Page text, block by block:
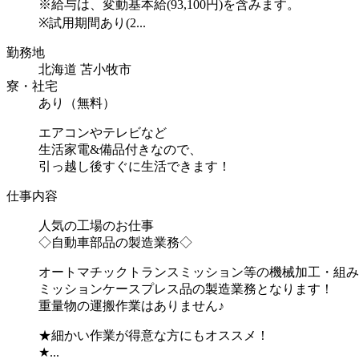
※給与は、変動基本給(93,100円)を含みます。
※試用期間あり(2...
勤務地
北海道 苫小牧市
寮・社宅
あり（無料）
エアコンやテレビなど
生活家電&備品付きなので、
引っ越し後すぐに生活できます！
仕事内容
人気の工場のお仕事
◇自動車部品の製造業務◇
オートマチックトランスミッション等の機械加工・組
ミッションケースプレス品の製造業務となります！
重量物の運搬作業はありません♪
★細かい作業が得意な方にもオススメ！
★...